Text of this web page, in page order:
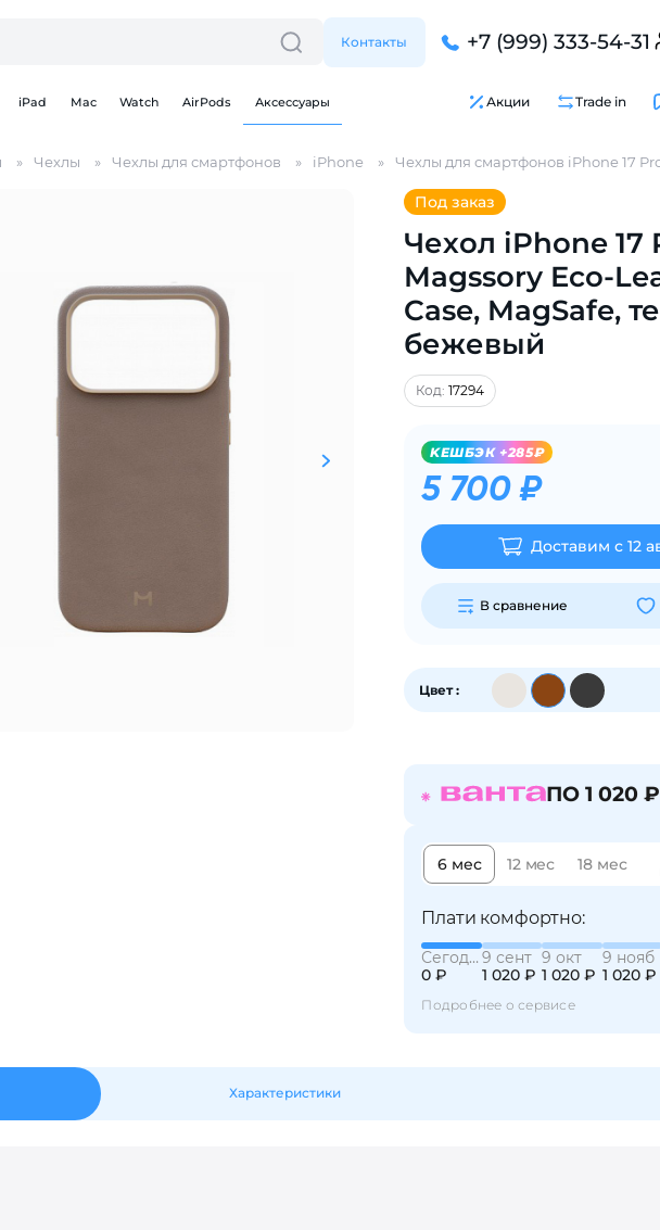
Контакты +7 (999) 333-54-31
iPad Mac Watch AirPods Аксессуары Акции Trade in
Чехлы Чехлы для смартфонов iPhone Чехлы для смартфонов iPhone 17
Под заказ
Чехол iPhone 17
Magssory Eco-
Case, MagSafe,
бежевый
Код:17294
KЕШБЭК +285₽
5 700 ₽
Доставим с 12
В сравнение
Цвет :
ПО 1 020 ₽
6 мес 12 мес 18 мес
Плати комфортно:
Сегодня
0 ₽
9 сент
1 020 ₽
9 окт
1 020 ₽
9 нояб
1 020 ₽
Подробнее о сервисе
Характеристики
Для клиентов всех банков
Разбейтеоплату
без переплат
25